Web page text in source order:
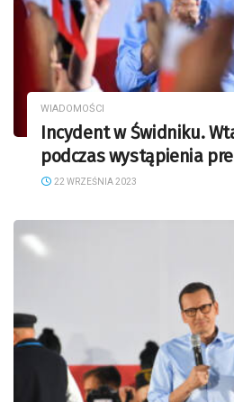
WIADOMOŚCI
Incydent w Świdniku.
podczas wystąpienia
22 WRZEŚNIA 2023